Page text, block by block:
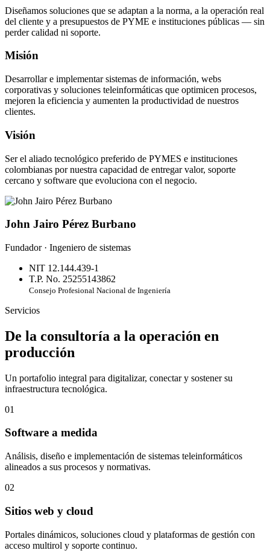
Diseñamos soluciones que se adaptan a la norma, a la operación real
del cliente y a presupuestos de PYME e instituciones públicas — sin
perder calidad ni soporte.
Misión
Desarrollar e implementar sistemas de información, webs
corporativas y soluciones teleinformáticas que optimicen procesos,
mejoren la eficiencia y aumenten la productividad de nuestros
clientes.
Visión
Ser el aliado tecnológico preferido de PYMES e instituciones
colombianas por nuestra capacidad de entregar valor, soporte
cercano y software que evoluciona con el negocio.
John Jairo Pérez Burbano
Fundador · Ingeniero de sistemas
NIT 12.144.439-1
T.P. No. 25255143862
Consejo Profesional Nacional de Ingeniería
Servicios
De la consultoría a la operación en
producción
Un portafolio integral para digitalizar, conectar y sostener su
infraestructura tecnológica.
01
Software a medida
Análisis, diseño e implementación de sistemas teleinformáticos
alineados a sus procesos y normativas.
02
Sitios web y cloud
Portales dinámicos, soluciones cloud y plataformas de gestión con
acceso multirol y soporte continuo.